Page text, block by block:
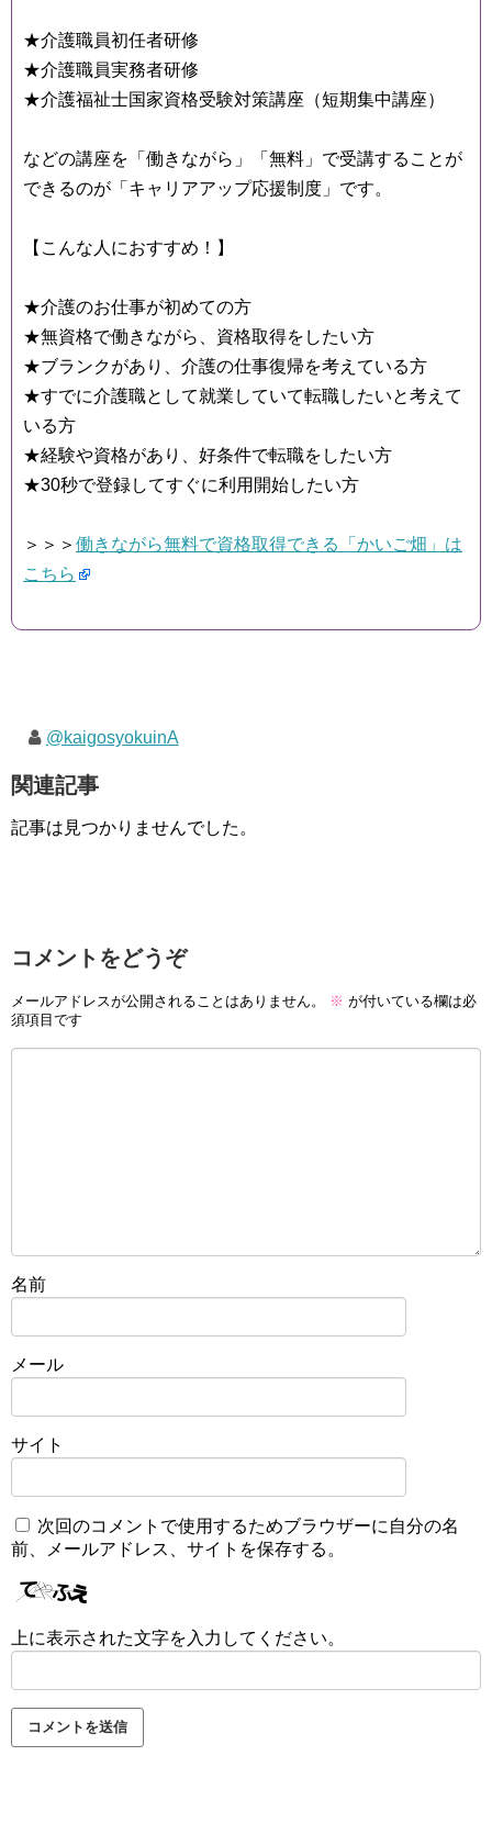
★介護職員初任者研修
★介護職員実務者研修
★介護福祉士国家資格受験対策講座（短期集中講座）
などの講座を「働きながら」「無料」で受講することが
できるのが「キャリアアップ応援制度」です。
【こんな人におすすめ！】
★介護のお仕事が初めての方
★無資格で働きながら、資格取得をしたい方
★ブランクがあり、介護の仕事復帰を考えている方
★すでに介護職として就業していて転職したいと考えて
いる方
★経験や資格があり、好条件で転職をしたい方
★30秒で登録してすぐに利用開始したい方
＞＞＞ 働きながら無料で資格取得できる「かいご畑」は
こちら
@kaigosyokuinA
関連記事
記事は見つかりませんでした。
コメントをどうぞ
メールアドレスが公開されることはありません。 ※ が付いている欄は必
須項目です
名前
メール
サイト
次回のコメントで使用するためブラウザーに自分の名
前、メールアドレス、サイトを保存する。
上に表示された文字を入力してください。